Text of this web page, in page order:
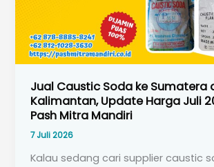
Jual Caustic Soda ke Sumatera
Kalimantan, Update Harga Juli
Pash Mitra Mandiri
7 Juli 2026
Kalau sedang cari supplier caustic